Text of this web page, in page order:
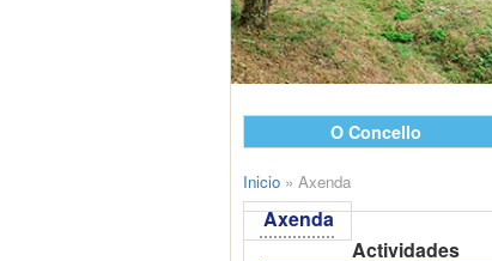
O Concello
Inicio » Axenda
Axenda
Actividades